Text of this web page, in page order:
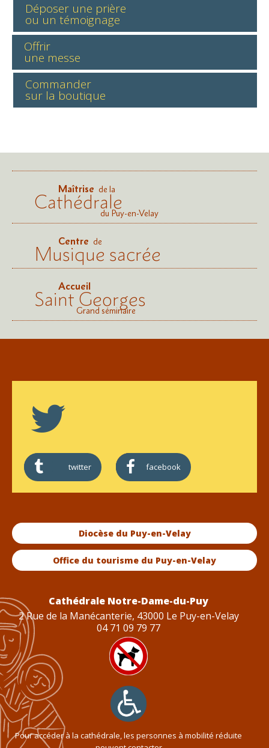
Déposer une prière
ou un témoignage
Offrir
une messe
Commander
sur la boutique
Maîtrise de la
Cathédraledu Puy-en-Velay
Centre de
Musique sacrée
Accueil
Saint Georges
Grand séminaire
twitter facebook
Diocèse du Puy-en-Velay
Office du tourisme du Puy-en-Velay
Cathédrale Notre-Dame-du-Puy
2 Rue de la Manécanterie, 43000 Le Puy-en-Velay
04 71 09 79 77
Pour accéder à la cathédrale, les personnes à mobilité réduite